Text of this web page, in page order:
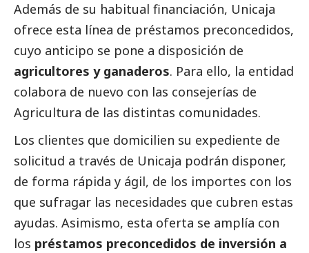
Además de su habitual financiación, Unicaja
ofrece esta línea de préstamos preconcedidos,
cuyo anticipo se pone a disposición de
agricultores y ganaderos. Para ello, la entidad
colabora de nuevo con las consejerías de
Agricultura de las distintas comunidades.
Los clientes que domicilien su expediente de
solicitud a través de Unicaja podrán disponer,
de forma rápida y ágil, de los importes con los
que sufragar las necesidades que cubren estas
ayudas. Asimismo, esta oferta se amplía con
los préstamos preconcedidos de inversión a